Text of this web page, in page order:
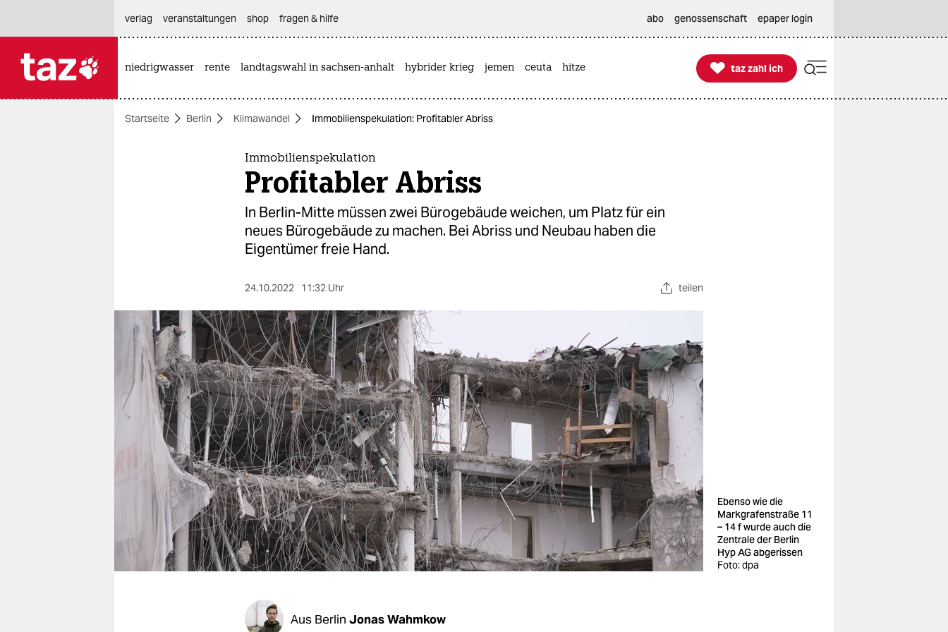
themen
berlin
nord
wahrheit
verlag
veranstaltungen
fragen & hilfe
unterstützen
verlag
veranstaltungen shop fragen & hilfe abo genossenschaft epaper login
niedrigwasser rente landtagswahl in sachsen-anhalt hybrider krieg jemen ceuta hitze 
taz zahl ich
taz zahl ich
Startseite Berlin Klimawandel Immobilienspekulation: Profitabler Abriss
Immobilienspekulation
Profitabler Abriss
In Berlin-Mitte müssen zwei Bürogebäude weichen, um Platz für ein
neues Bürogebäude zu machen. Bei Abriss und Neubau haben die
Eigentümer freie Hand.
24.10.2022 11:32 Uhr teilen
Ebenso wie die
Markgrafenstraße 11
– 14 f wurde auch die
Zentrale der Berlin
Hyp AG abgerissen
Foto: dpa
Aus Berlin Jonas Wahmkow